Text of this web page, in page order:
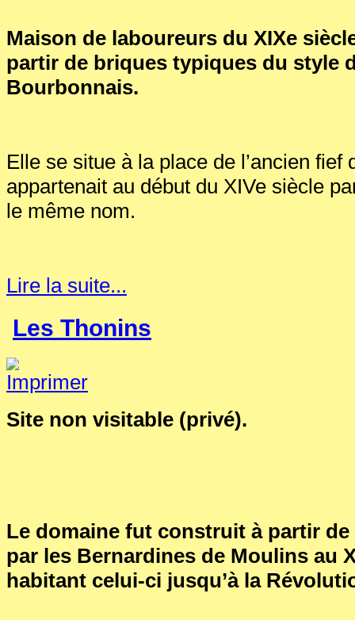
Maison de laboureurs du XIXe
partir de briques typiques du style
Bourbonnais.
Elle se situe à la place de l’ancien fief
appartenait au début du XIVe siècle
le même nom.
Lire la suite...
Les Thonins
Site non visitable (privé).
Le domaine fut construit à partir
par les Bernardines de Moulins au
habitant celui-ci jusqu’à la